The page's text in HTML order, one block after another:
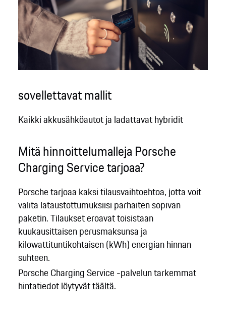
sovellettavat mallit
Kaikki akkusähköautot ja ladattavat hybridit
Mitä hinnoittelumalleja Porsche
Charging Service tarjoaa?
Porsche tarjoaa kaksi tilausvaihtoehtoa, jotta voit
valita lataustottumuksiisi parhaiten sopivan
paketin. Tilaukset eroavat toisistaan
kuukausittaisen perusmaksunsa ja
kilowattituntikohtaisen (kWh) energian hinnan
suhteen.
Porsche Charging Service -palvelun tarkemmat
hintatiedot löytyvättäältä.